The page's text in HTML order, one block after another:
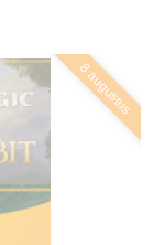
8 augustus